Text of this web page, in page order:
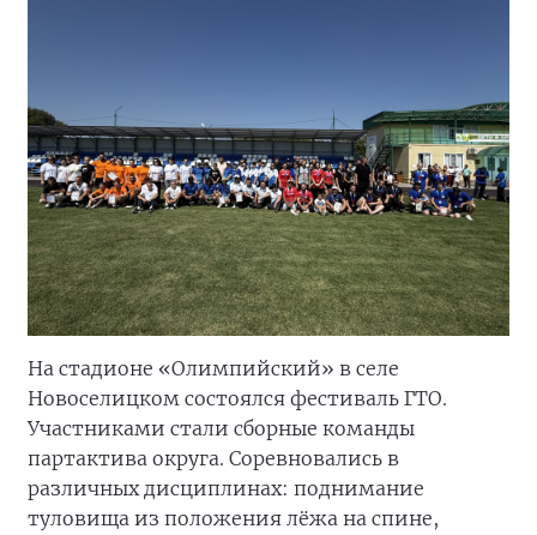
На стадионе «Олимпийский» в селе
Новоселицком состоялся фестиваль ГТО.
Участниками стали сборные команды
партактива округа. Соревновались в
различных дисциплинах: поднимание
туловища из положения лёжа на спине,